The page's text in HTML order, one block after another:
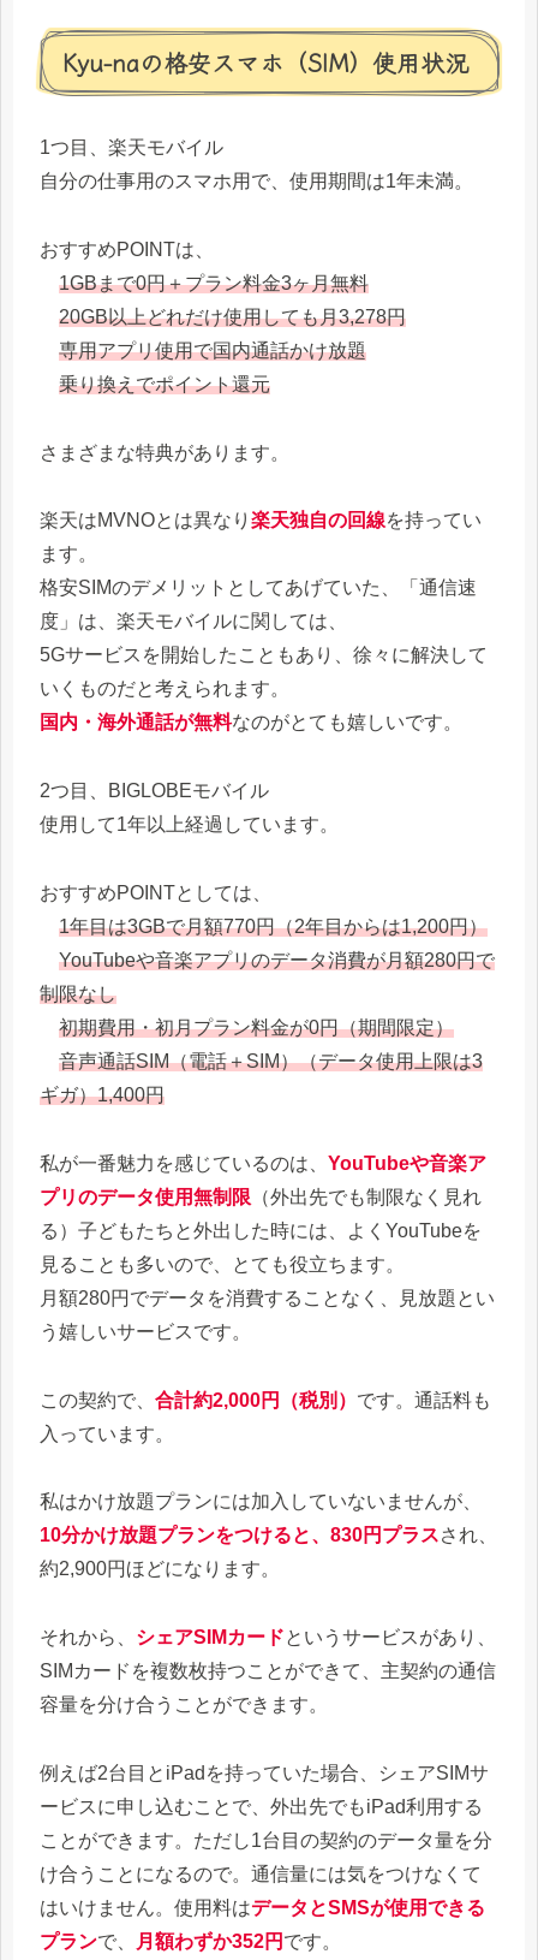
Kyu-naの格安スマホ（SIM）使用状況
1つ目、楽天モバイル
自分の仕事用のスマホ用で、使用期間は1年未満。
おすすめPOINTは、
1GBまで0円＋プラン料金3ヶ月無料
20GB以上どれだけ使用しても月3,278円
専用アプリ使用で国内通話かけ放題
乗り換えでポイント還元
さまざまな特典があります。
楽天はMVNOとは異なり 楽天独自の回線を持ってい
ます。
格安SIMのデメリットとしてあげていた、「通信速
度」は、楽天モバイルに関しては、
5Gサービスを開始したこともあり、徐々に解決して
いくものだと考えられます。
国内・海外通話が無料なのがとても嬉しいです。
2つ目、BIGLOBEモバイル
使用して1年以上経過しています。
おすすめPOINTとしては、
1年目は3GBで月額770円（2年目からは1,200円）
YouTubeや音楽アプリのデータ消費が月額280円で
制限なし
初期費用・初月プラン料金が0円（期間限定）
音声通話SIM（電話＋SIM）（データ使用上限は3
ギガ）1,400円
私が一番魅力を感じているのは、 YouTubeや音楽ア
プリのデータ使用無制限 （外出先でも制限なく見れ
る）子どもたちと外出した時には、よくYouTubeを
見ることも多いので、とても役立ちます。
月額280円でデータを消費することなく、見放題とい
う嬉しいサービスです。
この契約で、 合計約2,000円（税別） です。通話料も
入っています。
私はかけ放題プランには加入していないませんが、
10分かけ放題プランをつけると、830円プラスされ、
約2,900円ほどになります。
それから、 シェアSIMカードというサービスがあり、
SIMカードを複数枚持つことができて、主契約の通信
容量を分け合うことができます。
例えば2台目と iPadを持っていた場合、シェアSIMサ
ービスに申し込むことで、外出先でもiPad利用する
ことができます。ただし1台目の契約のデータ量を分
け合うことになるので。通信量には気をつけなくて
はいけません。使用料はデータとSMSが使用できる
プランで、 月額わずか352円 です。